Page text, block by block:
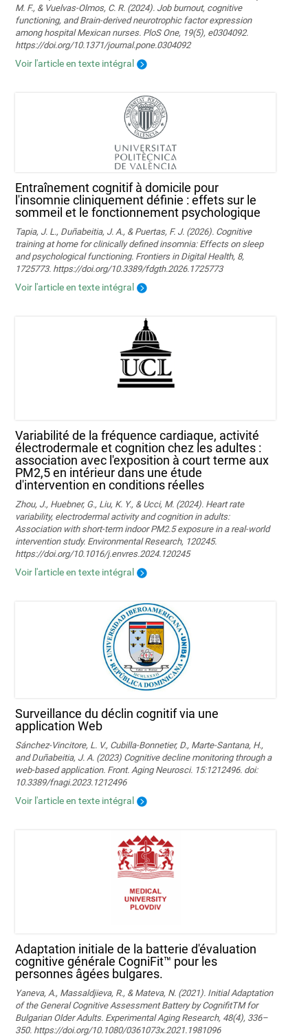
M. F., & Vuelvas-Olmos, C. R. (2024). Job burnout, cognitive
functioning, and Brain-derived neurotrophic factor expression
among hospital Mexican nurses. PloS One, 19(5), e0304092.
https://doi.org/10.1371/journal.pone.0304092
Voir l'article en texte intégral
Entraînement cognitif à domicile pour
l'insomnie cliniquement définie : effets sur le
sommeil et le fonctionnement psychologique
Tapia, J. L., Duñabeitia, J. A., & Puertas, F. J. (2026). Cognitive
training at home for clinically defined insomnia: Effects on sleep
and psychological functioning. Frontiers in Digital Health, 8,
1725773. https://doi.org/10.3389/fdgth.2026.1725773
Voir l'article en texte intégral
Variabilité de la fréquence cardiaque, activité
électrodermale et cognition chez les adultes :
association avec l'exposition à court terme aux
PM2,5 en intérieur dans une étude
d'intervention en conditions réelles
Zhou, J., Huebner, G., Liu, K. Y., & Ucci, M. (2024). Heart rate
variability, electrodermal activity and cognition in adults:
Association with short-term indoor PM2.5 exposure in a real-world
intervention study. Environmental Research, 120245.
https://doi.org/10.1016/j.envres.2024.120245
Voir l'article en texte intégral
Surveillance du déclin cognitif via une
application Web
Sánchez-Vincitore, L. V., Cubilla-Bonnetier, D., Marte-Santana, H.,
and Duñabeitia, J. A. (2023) Cognitive decline monitoring through a
web-based application. Front. Aging Neurosci. 15:1212496. doi:
10.3389/fnagi.2023.1212496
Voir l'article en texte intégral
Adaptation initiale de la batterie d'évaluation
cognitive générale CogniFit™ pour les
personnes âgées bulgares.
Yaneva, A., Massaldjieva, R., & Mateva, N. (2021). Initial Adaptation
of the General Cognitive Assessment Battery by CognifitTM for
Bulgarian Older Adults. Experimental Aging Research, 48(4), 336–
350. https://doi.org/10.1080/0361073x.2021.1981096